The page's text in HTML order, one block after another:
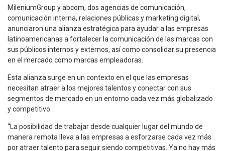
MileniumGroup y abcom, dos agencias de comunicación,
comunicación interna, relaciones públicas y marketing digital,
anunciaron una alianza estratégica para ayudar a las empresas
latinoamericanas a fortalecer la comunicación de las marcas con
sus públicos internos y externos, así como consolidar su presencia
en el mercado como marcas empleadoras.
Esta alianza surge en un contexto en el que las empresas
necesitan atraer a los mejores talentos y conectar con sus
segmentos de mercado en un entorno cada vez más globalizado
y competitivo.
“La posibilidad de trabajar desde cualquier lugar del mundo de
manera remota lleva a las empresas a esforzarse cada vez más
por atraer talento para seguir siendo competitivas. Ya no hay más